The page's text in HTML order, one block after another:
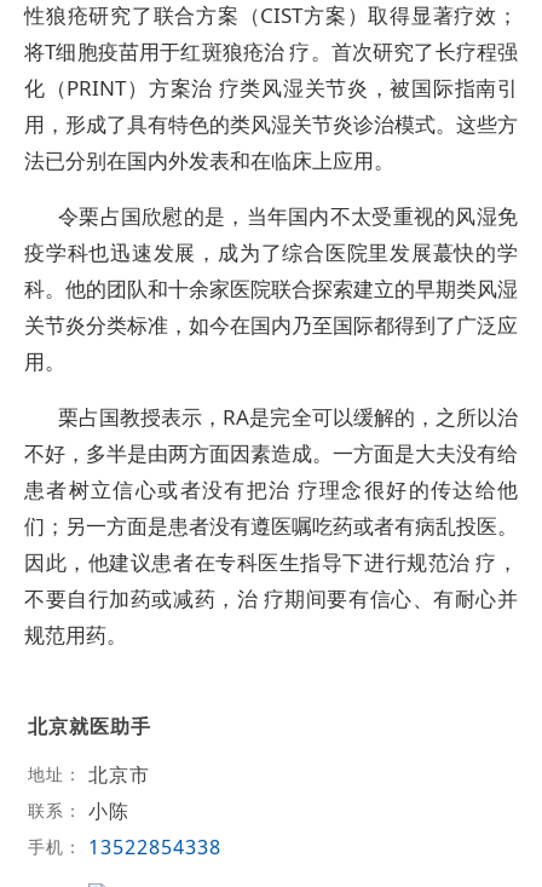
性狼疮研究了联合方案（CIST方案）取得显著疗效；
将T细胞疫苗用于红斑狼疮治 疗。首次研究了长疗程强
化（PRINT）方案治 疗类风湿关节炎，被国际指南引
用，形成了具有特色的类风湿关节炎诊治模式。这些方
法已分别在国内外发表和在临床上应用。
令栗占国欣慰的是，当年国内不太受重视的风湿免
疫学科也迅速发展，成为了综合医院里发展蕞快的学
科。他的团队和十余家医院联合探索建立的早期类风湿
关节炎分类标准，如今在国内乃至国际都得到了广泛应
用。
栗占国教授表示，RA是完全可以缓解的，之所以治
不好，多半是由两方面因素造成。一方面是大夫没有给
患者树立信心或者没有把治 疗理念很好的传达给他
们；另一方面是患者没有遵医嘱吃药或者有病乱投医。
因此，他建议患者在专科医生指导下进行规范治 疗，
不要自行加药或减药，治 疗期间要有信心、有耐心并
规范用药。
北京就医助手
地址： 北京市
联系： 小陈
手机： 13522854338